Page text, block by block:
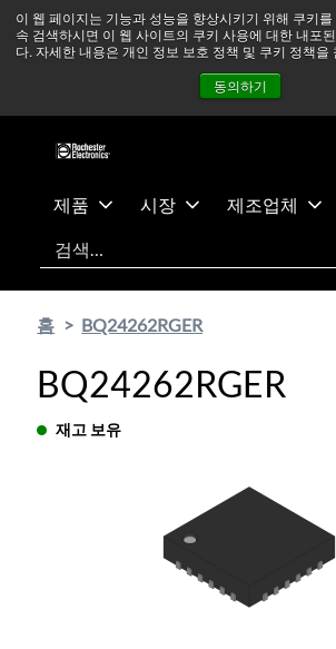
이 웹 페이지는 기능과 성능을 향상시키기 위해 쿠키
속 검색하시면 이 웹 사이트의 쿠키 사용에 대한 내포
다. 자세한 내용은 개인 정보 보호 정책 및 쿠키 정책을
동의하기
츠
건
중동 지역 상황을 지속적으로 주시하고 있
정상적으로 운영되고 있습니다.
뉴스
문의하기
제품 시장 제조업체
검색
홈 BQ24262RGER
BQ24262RGER
재고 보유